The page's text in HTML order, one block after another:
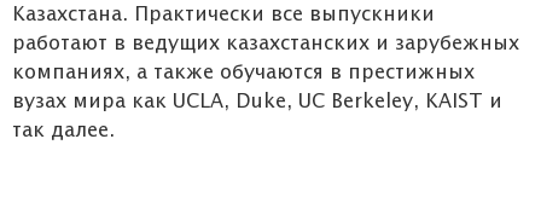
Казахстана. Практически все выпускники
работают в ведущих казахстанских и зарубежных
компаниях, а также обучаются в престижных
вузах мира как UCLA, Duke, UC Berkeley, KAIST и
так далее.